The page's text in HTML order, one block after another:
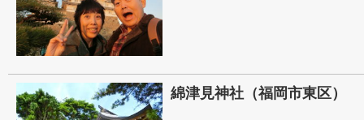
綿津見神社（福岡市東区）